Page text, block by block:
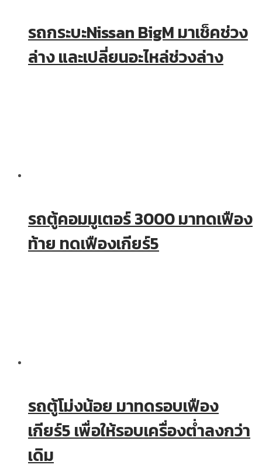
รถกระบะNissan BigM มาเช็คช่วง
ล่าง และเปลี่ยนอะไหล่ช่วงล่าง
รถตู้คอมมูเตอร์ 3000 มาทดเฟือง
ท้าย ทดเฟืองเกียร์5
รถตู้โม่งน้อย มาทดรอบเฟือง
เกียร์5 เพื่อให้รอบเครื่องต่ำลงกว่า
เดิม